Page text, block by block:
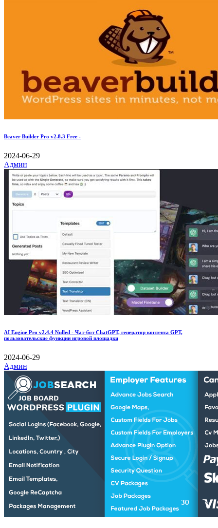
Beaver Builder Pro v2.8.3 Free -
2024-06-29
Админ
AI Engine Pro v2.4.4 Nulled - Чат-бот ChatGPT, генератор контента GPT,
пользовательские функции игровой площадки
2024-06-29
Админ